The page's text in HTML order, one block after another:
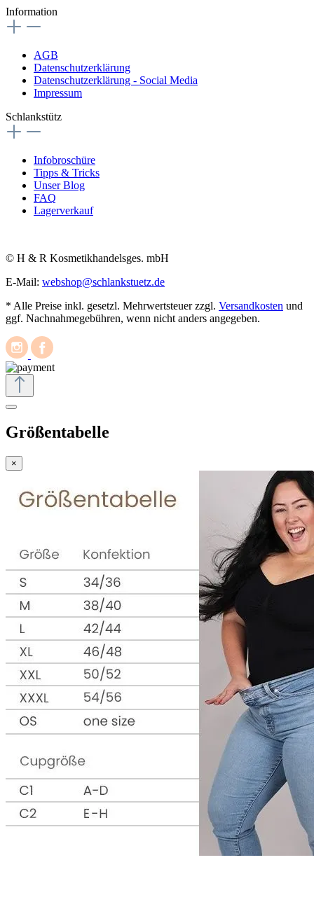
Information
AGB
Datenschutzerklärung
Datenschutzerklärung - Social Media
Impressum
Schlankstütz
Infobroschüre
Tipps & Tricks
Unser Blog
FAQ
Lagerverkauf
© H & R Kosmetikhandelsges. mbH
E-Mail: webshop@schlankstuetz.de
* Alle Preise inkl. gesetzl. Mehrwertsteuer zzgl. Versandkosten und
ggf. Nachnahmegebühren, wenn nicht anders angegeben.
Größentabelle
×